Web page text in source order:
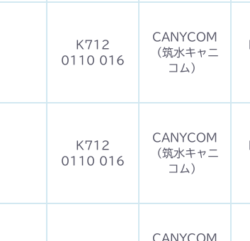
K712
0110 016
CANYCOM
（筑水キャニ
コム）
K712
0110 016
CANYCOM
（筑水キャニ
コム）
CANYCOM